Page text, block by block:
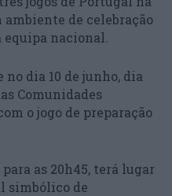
ambiente de celebração
nacional.
dia 10 de junho, dia
Comunidades
o jogo de preparação
as 20h45, terá lugar
simbólico de